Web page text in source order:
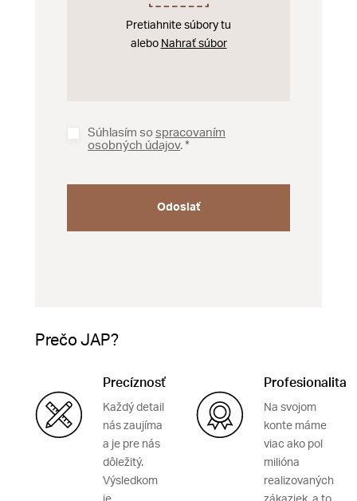
Pretiahnite súbory tu
alebo Nahrať súbor
Súhlasím so spracovaním
osobných údajov.
Odoslať
Prečo JAP?
Precíznosť
Každý detail
nás zaujíma
a je pre nás
dôležitý.
Výsledkom
Profesionalita
Na svojom
konte máme
viac ako pol
milióna
realizovaných